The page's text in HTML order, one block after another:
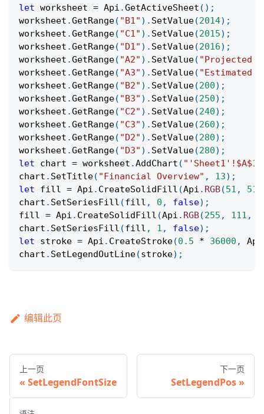
let worksheet = Api .GetActiveSheet ( ) ;
worksheet .GetRange( "B1" ) . SetValue(2014) ;
worksheet .GetRange( "C1" ) . SetValue(2015) ;
worksheet .GetRange( "D1" ) . SetValue(2016) ;
worksheet .GetRange( "A2" ) . SetValue( "Projected
worksheet .GetRange( "A3" ) . SetValue( "Estimated
worksheet .GetRange( "B2" ) . SetValue(200) ;
worksheet .GetRange( "B3" ) . SetValue(250) ;
worksheet .GetRange( "C2" ) . SetValue(240) ;
worksheet .GetRange( "C3" ) . SetValue(260) ;
worksheet .GetRange( "D2" ) . SetValue(280) ;
worksheet .GetRange( "D3" ) . SetValue(280) ;
let chart = worksheet .AddChart (
chart . SetTitle( "Financial Overview" , 13) ;
let fill = Api . CreateSolidFill (Api . RGB(51 , 51
chart . SetSeriesFill (fill , 0 , false) ;
fill = Api . CreateSolidFill (Api . RGB(255 , 111 ,
chart . SetSeriesFill (fill , 1 , false) ;
let stroke = Api . CreateStroke(0.5 * 36000 , Api
chart . SetLegendOutLine(stroke) ;
编辑此页
上一页
SetLegendFontSize
下一页
SetLegendPos